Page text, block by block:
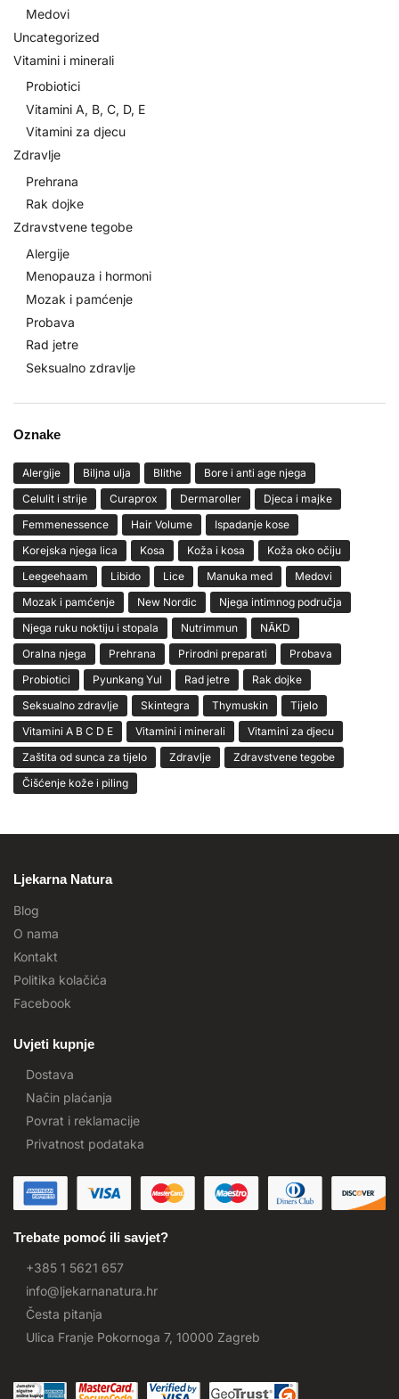
Medovi
Uncategorized
Vitamini i minerali
Probiotici
Vitamini A, B, C, D, E
Vitamini za djecu
Zdravlje
Prehrana
Rak dojke
Zdravstvene tegobe
Alergije
Menopauza i hormoni
Mozak i pamćenje
Probava
Rad jetre
Seksualno zdravlje
Oznake
Alergije Biljna ulja Blithe
Bore i anti age njega
Celulit i strije
Curaprox Dermaroller
Djeca i majke
Femmenessence
Hair Volume
Ispadanje kose
Korejska njega lica
Kosa Koža i kosa
Koža oko očiju
Leegeehaam
Libido Lice Manuka med
Medovi
Mozak i pamćenje
New Nordic
Njega intimnog područja
Njega ruku noktiju i stopala
Nutrimmun
NĀKD
Oralna njega
Prehrana Prirodni preparati
Probava
Probiotici
Pyunkang Yul Rad jetre
Rak dojke
Seksualno zdravlje
Skintegra Thymuskin
Tijelo
Vitamini A B C D E
Vitamini i minerali
Vitamini za djecu
Zaštita od sunca za tijelo
Zdravlje
Zdravstvene tegobe
Čišćenje kože i piling
Ljekarna Natura
Blog
O nama
Kontakt
Politika kolačića
Facebook
Uvjeti kupnje
Dostava
Način plaćanja
Povrat i reklamacije
Privatnost podataka
Trebate pomoć ili savjet?
+385 1 5621 657
info@ljekarnanatura.hr
Česta pitanja
Ulica Franje Pokornoga 7, 10000 Zagreb